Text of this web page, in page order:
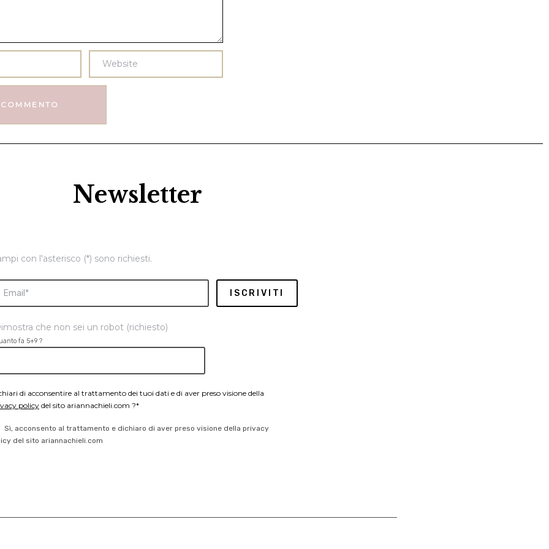
Newsletter
con l'asterisco (*) sono richiesti.
che non sei un robot (richiesto)
fa 5+9 ?
di acconsentire al trattamento dei tuoi dati e di aver preso visione della
policy del sito ariannachieli.com ?*
Sì, acconsento al trattamento e dichiaro di aver preso visione della privacy
del sito ariannachieli.com